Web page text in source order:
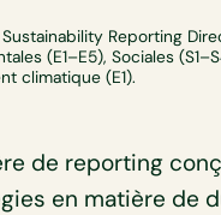
Reporting
(E1–E5), Sociales
climatique (E1).
de reporting
en matière de